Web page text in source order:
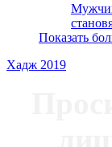
Показать
Хадж 2019